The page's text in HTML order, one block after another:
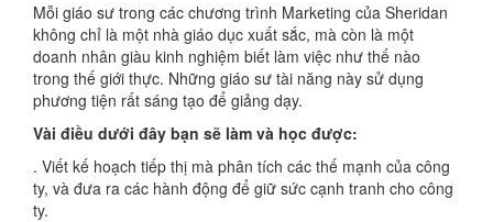
Mỗi giáo sư trong các chương trình Marketing của Sheridan
không chỉ là một nhà giáo dục xuất sắc, mà còn là một
doanh nhân giàu kinh nghiệm biết làm việc như thế nào
trong thế giới thực. Những giáo sư tài năng này sử dụng
phương tiện rất sáng tạo để giảng dạy.
Vài điều dưới đây bạn sẽ làm và học được:
. Viết kế hoạch tiếp thị mà phân tích các thế mạnh của công
ty, và đưa ra các hành động để giữ sức cạnh tranh cho công
ty.